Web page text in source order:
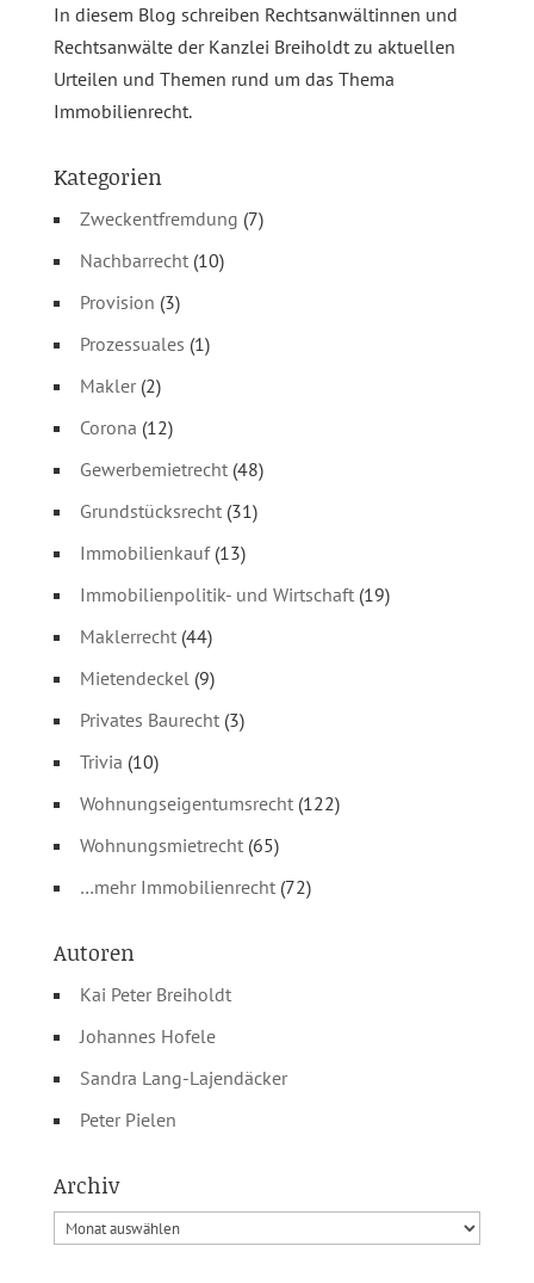
In diesem Blog schreiben Rechtsanwältinnen und
Rechtsanwälte der Kanzlei Breiholdt zu aktuellen
Urteilen und Themen rund um das Thema
Immobilienrecht.
Kategorien
Zweckentfremdung (7)
Nachbarrecht(10)
Provision (3)
Prozessuales (1)
Makler(2)
Corona (12)
Gewerbemietrecht(48)
Grundstücksrecht(31)
Immobilienkauf(13)
Immobilienpolitik- und Wirtschaft(19)
Maklerrecht(44)
Mietendeckel(9)
Privates Baurecht(3)
Trivia (10)
Wohnungseigentumsrecht(122)
Wohnungsmietrecht(65)
…mehr Immobilienrecht(72)
Autoren
Kai Peter Breiholdt
Johannes Hofele
Sandra Lang-Lajendäcker
Peter Pielen
Archiv